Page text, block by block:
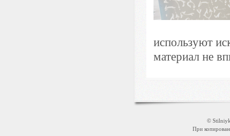
используют
материал не
©
При